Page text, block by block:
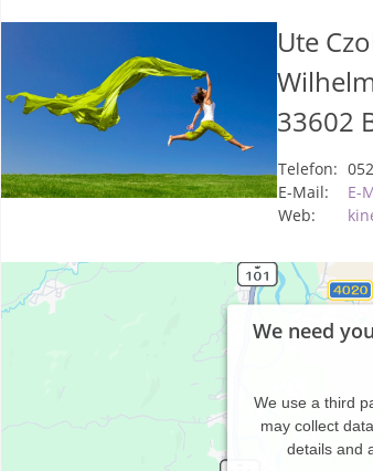
Ute
33602
Telefon:
E-Mail:
E-
Web:
We need
We use a third
may collect
details and